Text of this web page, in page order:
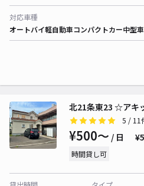
対応車種
オートバイ軽自動車コンパクトカー中型車
北21条東23 ☆アキ
5 / 11
¥500〜 / 日
時間貸し可